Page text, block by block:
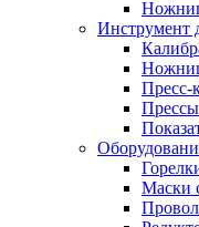
Инструмент
Пресс-
Прессы
Маски